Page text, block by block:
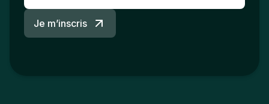
Je m’inscris